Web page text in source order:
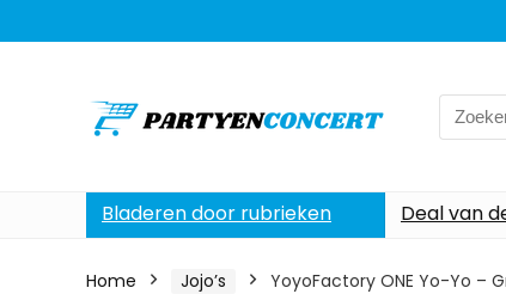
Search
for:
Bladeren door rubrieken Deal van
Home Jojo’s YoyoFactory ONE Yo-Yo –